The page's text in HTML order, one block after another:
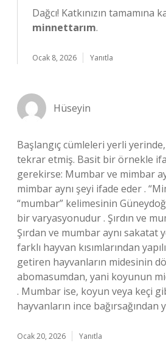
Dağcı! Katkınızın tamamına
minnettarım.
Ocak 8, 2026 Yanıtla
Hüseyin
Başlangıç cümleleri yerli
tekrar etmiş. Basit bir örnekle
gerekirse: Mumbar ve mimbar
mimbar aynı şeyi ifade eder .
“mumbar” kelimesinin
bir varyasyonudur . Şırdın ve
Şırdan ve mumbar aynı sakatat
farklı hayvan kısımlarından
getiren hayvanların midesinin
abomasumdan, yani koyunun
. Mumbar ise, koyun veya keçi
hayvanların ince bağırsağından
Ocak 20, 2026 Yanıtla